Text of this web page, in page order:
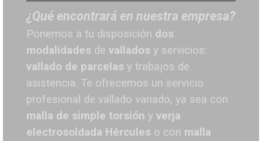
¿Qué encontrará en nuestra empresa?
Ponemos a tu disposición dos
modalidades de vallados y servicios:
vallado de parcelas y trabajos de
asistencia. Te ofrecemos un servicio
profesional de vallado variado, ya sea con
malla de simple torsión y verja
electrosoldada Hércules o con malla